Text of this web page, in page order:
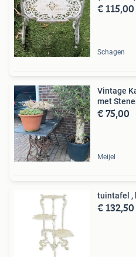
€ 115,00
Schagen
Vintage
met
€ 75,00
Meijel
tuintafel ,
€ 132,50